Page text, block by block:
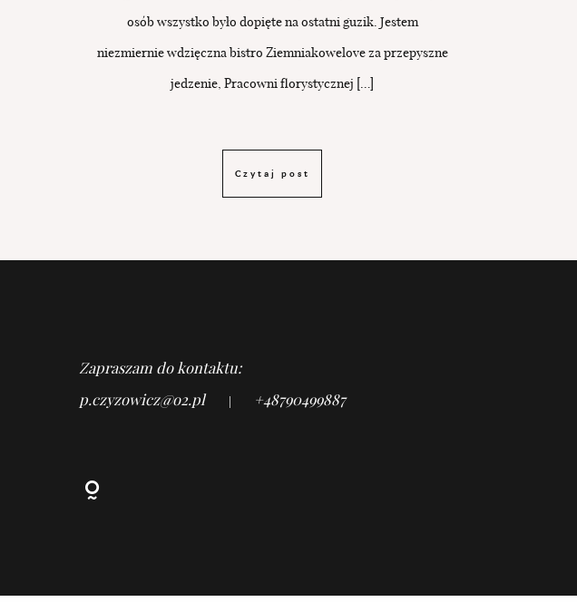
osób wszystko było dopięte na ostatni guzik. Jestem
niezmiernie wdzięczna bistro Ziemniakowelove za przepyszne
jedzenie, Pracowni florystycznej […]
Czytaj post
Zapraszam do kontaktu:
p.czyzowicz@o2.pl
+48790499887